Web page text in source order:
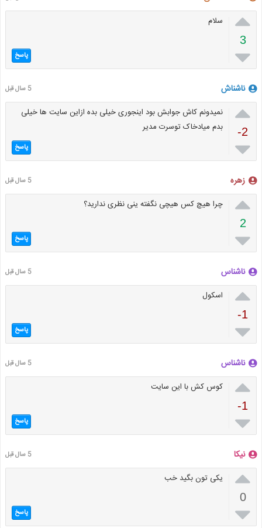

3

سلام
پاسخ
ناشناش 5 سال قبل

-2

نمیدونم کاش جوابش بود اینجوری خیلی بده ازاین سایت ها خیلی
بدم میادخاک توسرت مدیر
پاسخ
زهره 5 سال قبل

2

چرا هیچ کس هیچی نگفته ینی نظری ندارید؟
پاسخ
ناشناس 5 سال قبل

-1

اسکول
پاسخ
ناشناس 5 سال قبل

-1

کوس کش با این سایت
پاسخ
نیکا 5 سال قبل

0

یکی تون بگید خب
پاسخ